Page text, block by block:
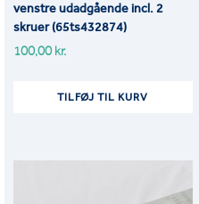
venstre udadgående incl. 2
skruer (65ts432874)
100,00kr.
TILFØJ TIL KURV